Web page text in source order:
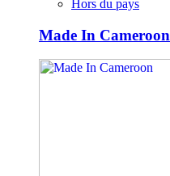
Hors du pays
Made In Cameroon